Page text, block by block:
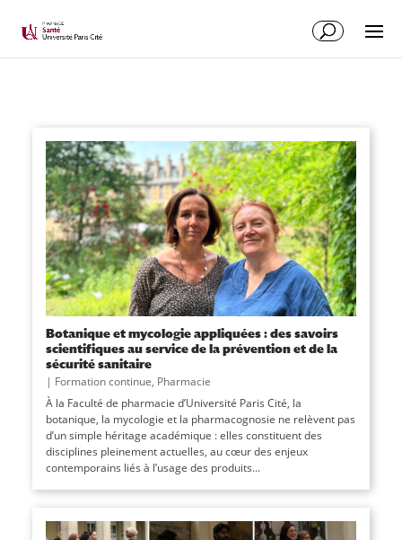
Botanique et mycologie appliquées : des savoirs
scientifiques au service de la prévention et de la
sécurité sanitaire
| Formation continue, Pharmacie
À la Faculté de pharmacie d’Université Paris Cité, la
botanique, la mycologie et la pharmacognosie ne relèvent pas
d’un simple héritage académique : elles constituent des
disciplines pleinement actuelles, au cœur des enjeux
contemporains liés à l’usage des produits...